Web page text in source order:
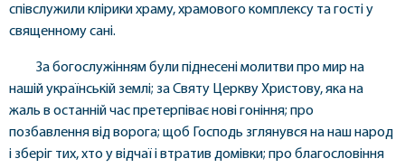
співслужили клірики храму, храмового комплексу та гості у
священному сані.
За богослужінням були піднесені молитви про мир на
нашій українській землі; за Святу Церкву Христову, яка на
жаль в останній час претерпіває нові гоніння; про
позбавлення від ворога; щоб Господь зглянувся на наш народ
і зберіг тих, хто у відчаї і втратив домівки; про благословіння